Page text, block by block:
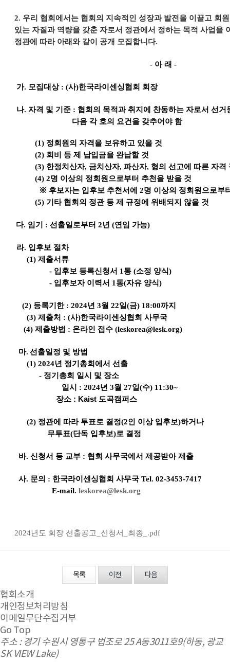
2. 우리 협회에서는 협회의 지속적인 성장과 발전을 이끌고 회
있는 자질과 역량을 갖춘 자로서 정관에서 정하는 목적 사업을
정관에 따라 아래와 같이 공개 모집합니다.
- 아 래 -
가. 모집대상 : (사)한국라이센싱협회 회장
나. 자격 및 기준 : 협회의 목적과 취지에 찬동하는 자로서 선거
다음 각 호의 요건을 갖추어야 함
(1) 정회원의 자격을 보유하고 있을 것
(2) 회비 등 제 납입금을 완납할 것
(3) 한정치산자, 금치산자, 파산자, 형의 선고에 따른 자격
(4) 2명 이상의 정회원으로부터 추천을 받을 것
※ 후보자는 입후보 추천서에 2명 이상의 정회원으로부
(5) 기타 협회의 정관 등 제 규정에 위배되지 않을 것
다. 임기 : 선출일로부터 2년 (연임 가능)
라. 입후보 절차
(1) 제출서류
- 입후보 등록신청서 1 통 (소정 양식)
- 입후보자 이력서 1 통(자유 양식)
(2) 등록기한 : 2024년 3월 22일(금) 18:00까지
(3) 제출처 : (사)한국라이센싱협회 사무국
(4) 제출방법 : 온라인 접수 (leskorea@lesk.org)
마. 선출일정 및 방법
(1) 2024년 정기총회에서 선출
- 정기총회 일시 및 장소
일시 : 2024년 3월 27일(수) 11:30~
장소 : Kaist 도곡캠퍼스
(2) 정관에 따라 투표로 결정(2인 이상 입후보)하거나
무투표(단독 입후보)로 결정
바. 신청서 등 교부 : 협회 사무국에서 제공받아 제출
사. 문의 : 한국라이센싱협회 사무국 Tel. 02-3453-7417
E-mail. leskorea@lesk.org
2024년도 회장 선출공고_신청서_최종_.pdf
목록 이전 다음
협회소개
개인정보처리방침
이메일무단수집거부
Go Top
주소 : 경기 수원시 영통구 법조로 25 A동3011호9(하동, 광교
SK VIEW Lake)